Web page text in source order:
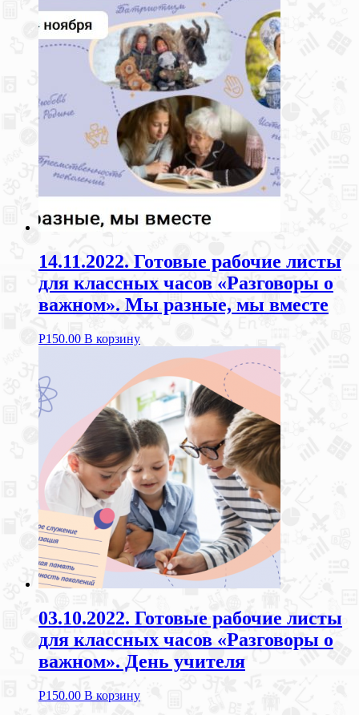
14.11.2022. Готовые рабочие листы
для классных часов «Разговоры о
важном». Мы разные, мы вместе
Р150.00 В корзину
03.10.2022. Готовые рабочие листы
для классных часов «Разговоры о
важном». День учителя
Р150.00 В корзину